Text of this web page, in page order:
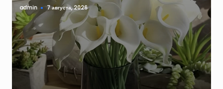
Запись
от
admin 7 августа, 2026